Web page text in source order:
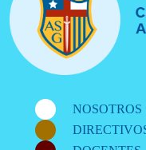
NOSOTROS